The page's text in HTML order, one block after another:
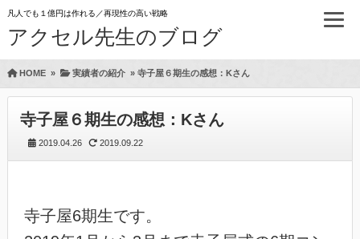
凡人でも１億円は作れる／再現性の高い戦略
アクセル先生のブログ
HOME» 実績者の紹介» 寺子屋６期生の感想：Kさん
寺子屋６期生の感想：Kさん
2019.04.26 2019.09.22
寺子屋6期生です。